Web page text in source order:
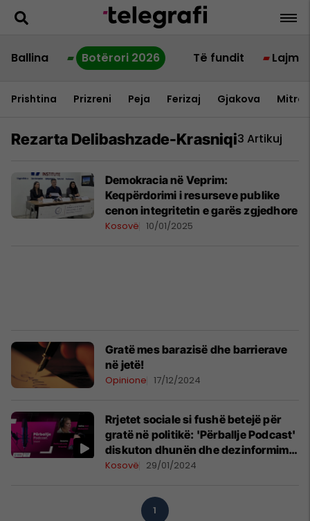
Ballina Botërori 2026 Të fundit Lajme
Prishtina Prizreni Peja Ferizaj Gjakova
Rezarta Delibashzade-Krasniqi3 Artikuj
Demokracia në Veprim:
Keqpërdorimi i resurseve publike
cenon integritetin e garës zgjedhore
Kosovë 10/01/2025
Gratë mes barazisë dhe barrierave
në jetë!
Opinione 17/12/2024
Rrjetet sociale si fushë betejë për
gratë në politikë: 'Përballje Podcast'
diskuton dhunën dhe dezinformimin
online
Kosovë 29/01/2024
1